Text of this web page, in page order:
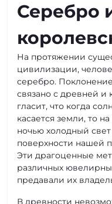
Серебро
На протяжении
цивилизации,
серебро.
связано с древней и
гласит, что когда
касается земли, то
ночью холодный
поверхности нашей
Эти драгоценные
различных
предавали их
В древности